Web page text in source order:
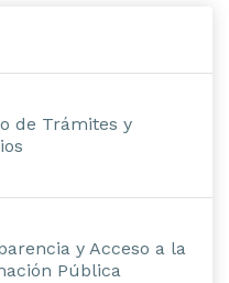
de Trámites y
y Acceso a la
Pública